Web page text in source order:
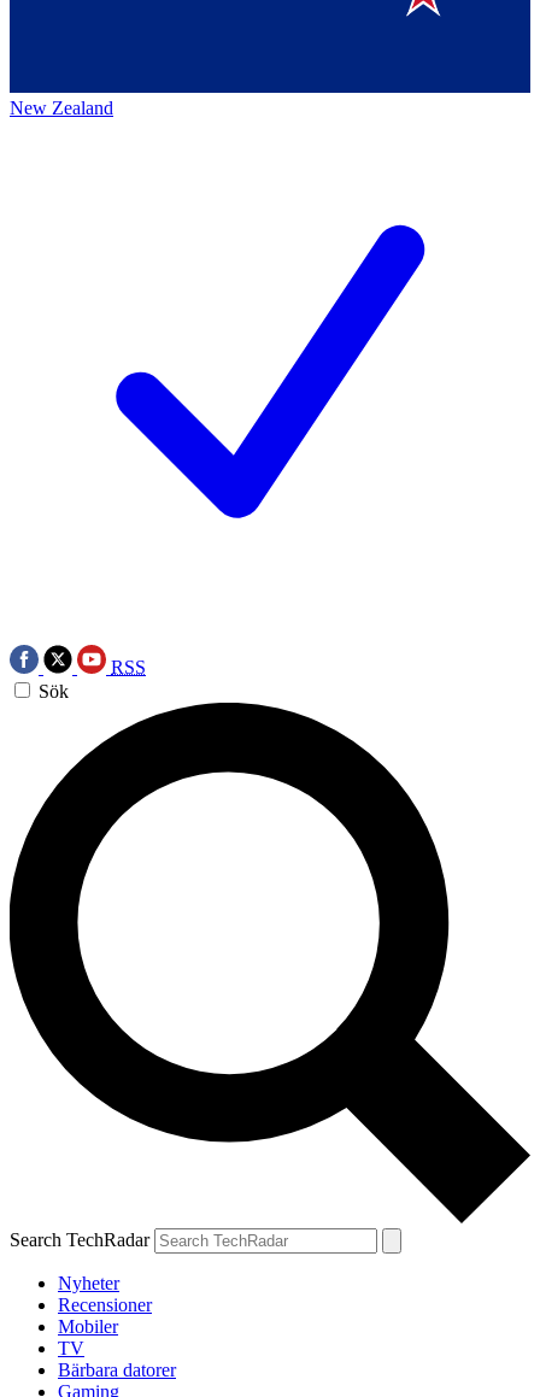
New Zealand
RSS
Sök
Search TechRadar
Nyheter
Recensioner
Mobiler
TV
Bärbara datorer
Gaming